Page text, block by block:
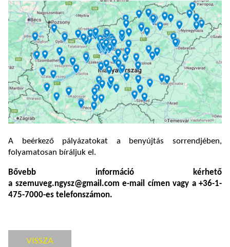
A beérkező pályázatokat a benyújtás sorrendjében,
folyamatosan bíráljuk el.
Bővebb információ kérhető
a szemuveg.ngysz@gmail.com e-mail címen vagy a +36-1-
475-7000-es telefonszámon.
VISSZA